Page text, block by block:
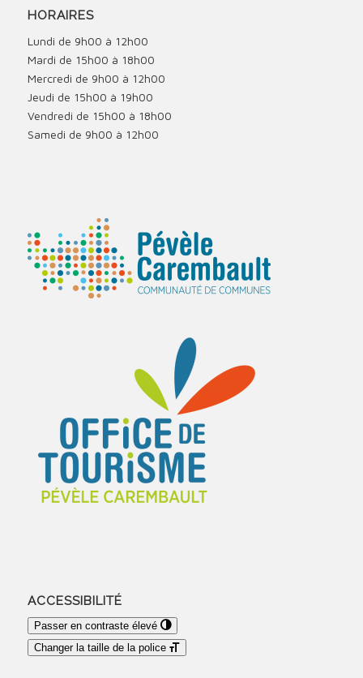
HORAIRES
Lundi de 9h00 à 12h00
Mardi de 15h00 à 18h00
Mercredi de 9h00 à 12h00
Jeudi de 15h00 à 19h00
Vendredi de 15h00 à 18h00
Samedi de 9h00 à 12h00
ACCESSIBILITÉ
Passer en contraste élevé
Changer la taille de la police